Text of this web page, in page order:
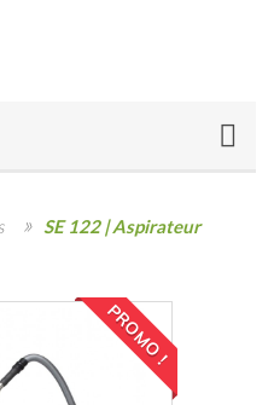
» SE 122 | Aspirateur
PROMO !